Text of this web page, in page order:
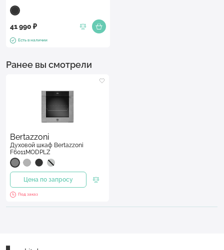
41 990 ₽
Есть в наличии
Ранее вы смотрели
Bertazzoni
Духовой шкаф Bertazzoni
F6011MODPLZ
Цена по запросу
Под заказ